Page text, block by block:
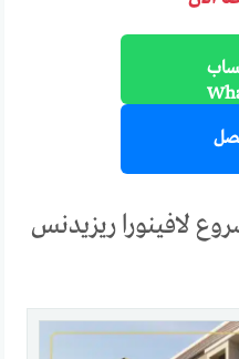
لافينورا ريزيدنس